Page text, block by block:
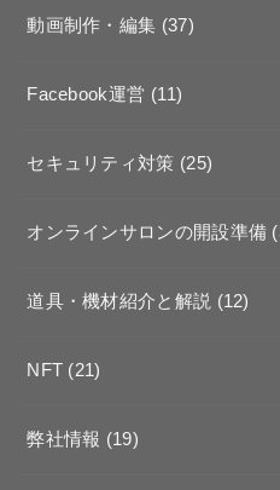
動画制作・編集 (37)
Facebook運営 (11)
セキュリティ対策 (25)
オンラインサロンの開設準備
道具・機材紹介と解説 (12)
NFT (21)
弊社情報 (19)